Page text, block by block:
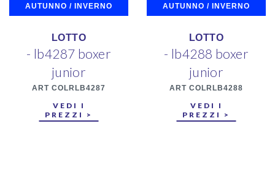
AUTUNNO / INVERNO
LOTTO
- lb4287 boxer
junior
ART COLRLB4287
VEDI I
PREZZI >
AUTUNNO / INVERNO
LOTTO
- lb4288 boxer
junior
ART COLRLB4288
VEDI I
PREZZI >